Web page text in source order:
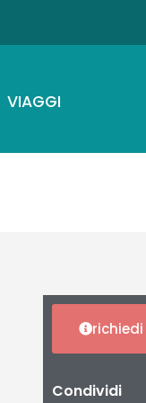
VIAGGI
Condividi